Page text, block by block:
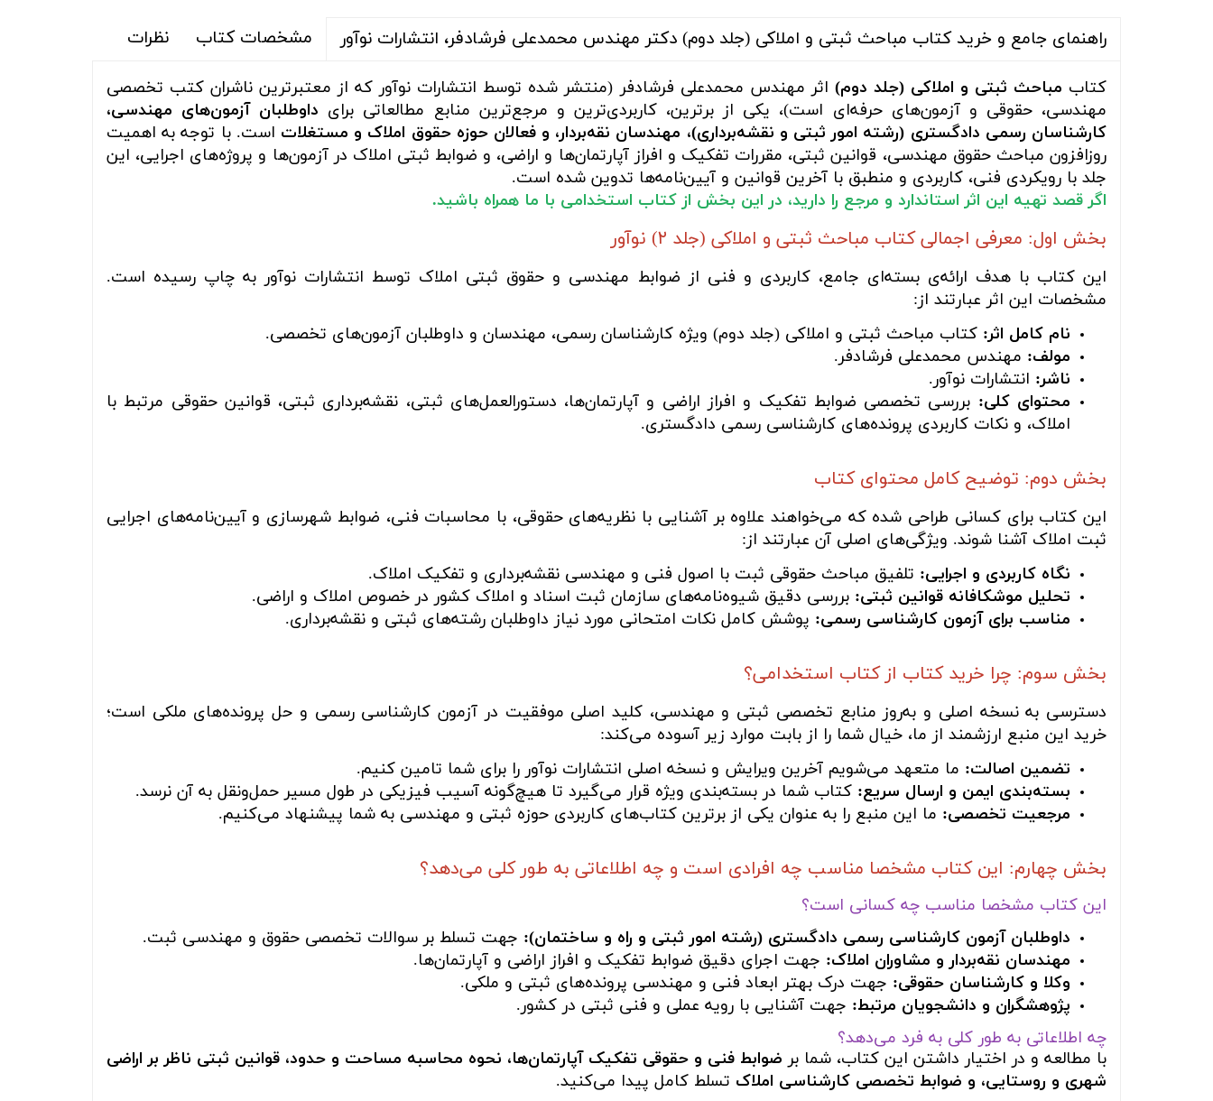
راهنمای جامع و خرید کتاب مباحث ثبتی و املاکی (جلد دوم) دکتر مهندس محمدعلی فرشادفر، انتشارات نوآور مشخصات کتاب نظرات
کتاب مباحث ثبتی و املاکی (جلد دوم) اثر مهندس محمدعلی فرشادفر (منتشر شده توسط انتشارات نوآور که از معتبرترین ناشران کتب تخصصی
مهندسی، حقوقی و آزمون‌های حرفه‌ای است)، یکی از برترین، کاربردی‌ترین و مرجع‌ترین منابع مطالعاتی برای داوطلبان آزمون‌های مهندسی،
کارشناسان رسمی دادگستری (رشته امور ثبتی و نقشه‌برداری)، مهندسان نقه‌بردار، و فعالان حوزه حقوق املاک و مستغلات است. با توجه به اهمیت
روزافزون مباحث حقوق مهندسی، قوانین ثبتی، مقررات تفکیک و افراز آپارتمان‌ها و اراضی، و ضوابط ثبتی املاک در آزمون‌ها و پروژه‌های اجرایی، این
جلد با رویکردی فنی، کاربردی و منطبق با آخرین قوانین و آیین‌نامه‌ها تدوین شده است.
اگر قصد تهیه این اثر استاندارد و مرجع را دارید، در این بخش از کتاب استخدامی با ما همراه باشید.
بخش اول: معرفی اجمالی کتاب مباحث ثبتی و املاکی (جلد ۲) نوآور
این کتاب با هدف ارائه‌ی بسته‌ای جامع، کاربردی و فنی از ضوابط مهندسی و حقوق ثبتی املاک توسط انتشارات نوآور به چاپ رسیده است.
مشخصات این اثر عبارتند از:
نام کامل اثر: کتاب مباحث ثبتی و املاکی (جلد دوم) ویژه کارشناسان رسمی، مهندسان و داوطلبان آزمون‌های تخصصی.
مولف: مهندس محمدعلی فرشادفر.
ناشر: انتشارات نوآور.
محتوای کلی: بررسی تخصصی ضوابط تفکیک و افراز اراضی و آپارتمان‌ها، دستورالعمل‌های ثبتی، نقشه‌برداری ثبتی، قوانین حقوقی مرتبط با
املاک، و نکات کاربردی پرونده‌های کارشناسی رسمی دادگستری.
بخش دوم: توضیح کامل محتوای کتاب
این کتاب برای کسانی طراحی شده که می‌خواهند علاوه بر آشنایی با نظریه‌های حقوقی، با محاسبات فنی، ضوابط شهرسازی و آیین‌نامه‌های اجرایی
ثبت املاک آشنا شوند. ویژگی‌های اصلی آن عبارتند از:
نگاه کاربردی و اجرایی: تلفیق مباحث حقوقی ثبت با اصول فنی و مهندسی نقشه‌برداری و تفکیک املاک.
تحلیل موشکافانه قوانین ثبتی: بررسی دقیق شیوه‌نامه‌های سازمان ثبت اسناد و املاک کشور در خصوص املاک و اراضی.
مناسب برای آزمون کارشناسی رسمی: پوشش کامل نکات امتحانی مورد نیاز داوطلبان رشته‌های ثبتی و نقشه‌برداری.
بخش سوم: چرا خرید کتاب از کتاب استخدامی؟
دسترسی به نسخه اصلی و به‌روز منابع تخصصی ثبتی و مهندسی، کلید اصلی موفقیت در آزمون کارشناسی رسمی و حل پرونده‌های ملکی است؛
خرید این منبع ارزشمند از ما، خیال شما را از بابت موارد زیر آسوده می‌کند:
تضمین اصالت: ما متعهد می‌شویم آخرین ویرایش و نسخه اصلی انتشارات نوآور را برای شما تامین کنیم.
بسته‌بندی ایمن و ارسال سریع: کتاب شما در بسته‌بندی ویژه قرار می‌گیرد تا هیچ‌گونه آسیب فیزیکی در طول مسیر حمل‌ونقل به آن نرسد.
مرجعیت تخصصی: ما این منبع را به عنوان یکی از برترین کتاب‌های کاربردی حوزه ثبتی و مهندسی به شما پیشنهاد می‌کنیم.
بخش چهارم: این کتاب مشخصا مناسب چه افرادی است و چه اطلاعاتی به طور کلی می‌دهد؟
این کتاب مشخصا مناسب چه کسانی است؟
داوطلبان آزمون کارشناسی رسمی دادگستری (رشته امور ثبتی و راه و ساختمان): جهت تسلط بر سوالات تخصصی حقوق و مهندسی ثبت.
مهندسان نقه‌بردار و مشاوران املاک: جهت اجرای دقیق ضوابط تفکیک و افراز اراضی و آپارتمان‌ها.
وکلا و کارشناسان حقوقی: جهت درک بهتر ابعاد فنی و مهندسی پرونده‌های ثبتی و ملکی.
پژوهشگران و دانشجویان مرتبط: جهت آشنایی با رویه عملی و فنی ثبتی در کشور.
چه اطلاعاتی به طور کلی به فرد می‌دهد؟
با مطالعه و در اختیار داشتن این کتاب، شما بر ضوابط فنی و حقوقی تفکیک آپارتمان‌ها، نحوه محاسبه مساحت و حدود، قوانین ثبتی ناظر بر اراضی
شهری و روستایی، و ضوابط تخصصی کارشناسی املاک تسلط کامل پیدا می‌کنید.